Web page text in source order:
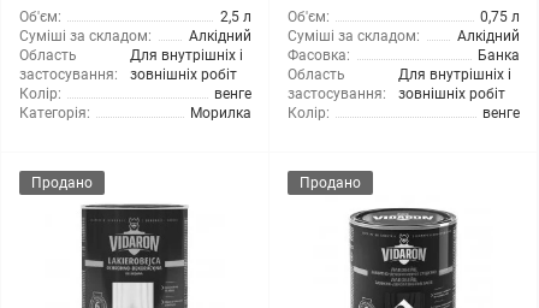
Об'єм:
2,5 л
Суміші за складом:
Алкідний
Область
застосування:
Для внутрішніх і
зовнішніх робіт
Колір:
венге
Категорія:
Морилка
Об'єм:
0,75 л
Суміші за складом:
Алкідний
Фасовка:
Банка
Область
застосування:
Для внутрішніх і
зовнішніх робіт
Колір:
венге
Продано Продано